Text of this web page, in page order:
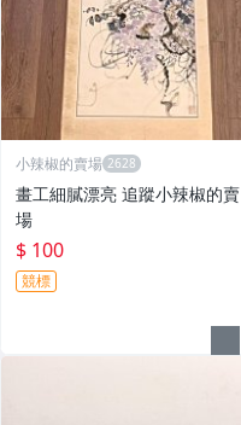
小辣椒的賣場
畫工細膩漂亮 追蹤小辣椒的賣
場
$ 100
競標